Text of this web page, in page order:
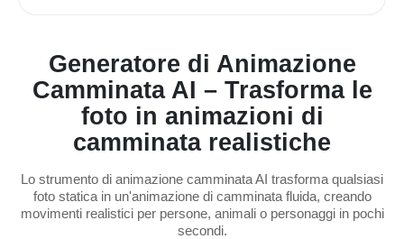
Generatore di Animazione
Camminata AI – Trasforma le
foto in animazioni di
camminata realistiche
Lo strumento di animazione camminata AI trasforma qualsiasi
foto statica in un'animazione di camminata fluida, creando
movimenti realistici per persone, animali o personaggi in pochi
secondi.